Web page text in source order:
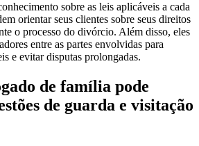
sobre as leis aplicáveis ​​a cada
orientar seus clientes sobre seus direitos
o processo do divórcio. Além disso, eles
entre as partes envolvidas para
e evitar disputas prolongadas.
de família pode
de guarda e visitação